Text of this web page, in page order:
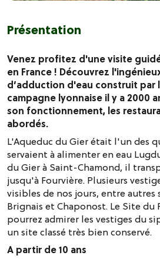
Présentation
Venez profitez d'une visite
en France ! Découvrez
d’adduction d'eau construit par
campagne lyonnaise il y a 2000
son fonctionnement, les
abordés.
L'Aqueduc du Gier était l'un des
servaient à alimenter en eau
du Gier à Saint-Chamond, il
jusqu'à Fourvière. Plusieurs
visibles de nos jours, entre autres
Brignais et Chaponost. Le Site du
pourrez admirer les vestiges du
un site classé très bien conservé.
A partir de 10 ans